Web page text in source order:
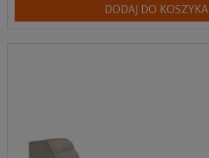
DODAJ DO KOSZYKA